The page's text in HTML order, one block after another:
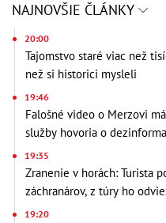
NAJNOVŠIE ČLÁNKY
20:00
Tajomstvo staré viac než
než si historici mysleli
19:46
Falošné video o Merzovi
služby hovoria o
19:35
Zranenie v horách: Turista
záchranárov, z túry ho
19:20